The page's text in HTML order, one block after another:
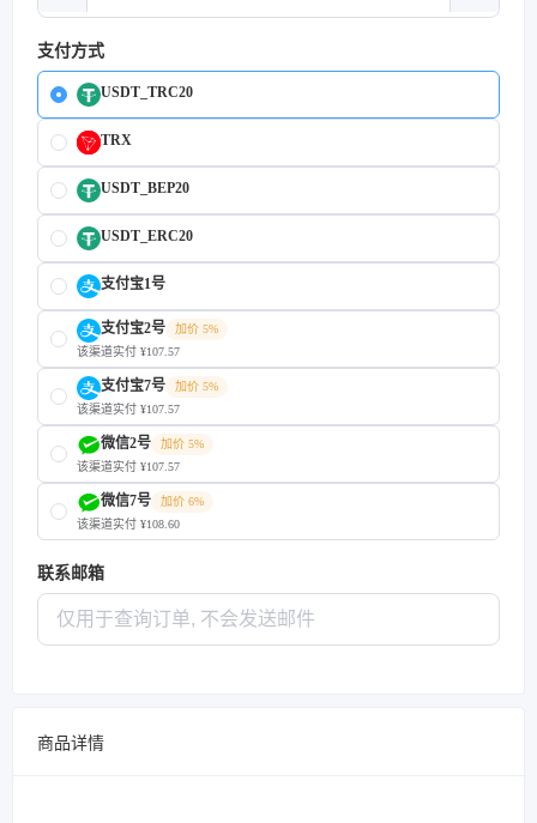
支付方式
USDT_TRC20
TRX
USDT_BEP20
USDT_ERC20
支付宝1号
支付宝2号
加价 5%
该渠道实付 ¥107.57
支付宝7号
加价 5%
该渠道实付 ¥107.57
微信2号
加价 5%
该渠道实付 ¥107.57
微信7号
加价 6%
该渠道实付 ¥108.60
联系邮箱
商品详情